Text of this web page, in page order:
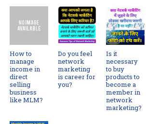
How to
manage
income in
direct
selling
business
like MLM?
Do you feel
network
marketing
is career for
you?
Is it
necessary
to buy
products to
become a
member in
network
marketing?